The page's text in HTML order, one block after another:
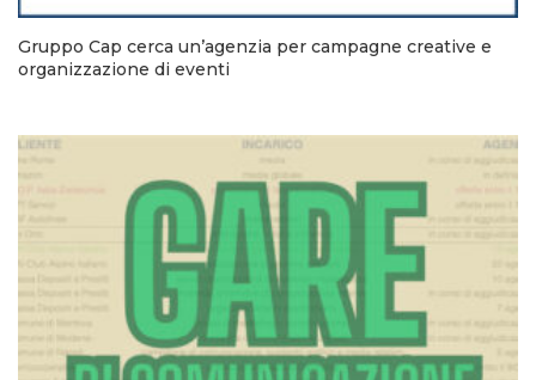
Gruppo Cap cerca un’agenzia per campagne creative e
organizzazione di eventi